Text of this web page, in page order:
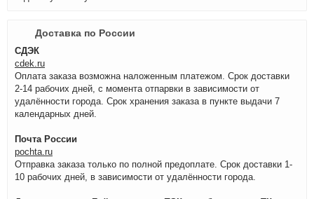
Доставка по России
СДЭК
cdek.ru
Оплата заказа возможна наложенным платежом. Срок доставки
2-14 рабочих дней, с момента отпарвки в зависимости от
удалённости города. Срок хранения заказа в пункте выдачи 7
календарных дней.
Почта России
pochta.ru
Отправка заказа только по полной предоплате. Срок доставки 1-
10 рабочих дней, в зависимости от удалённости города.